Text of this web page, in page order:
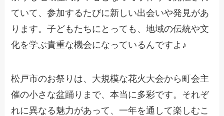
ていて、参加するたびに新しい出会いや発見があ
ります。子どもたちにとっても、地域の伝統や文
化を学ぶ貴重な機会になっているんですよ♪
松戸市のお祭りは、大規模な花火大会から町会主
催の小さな盆踊りまで、本当に多彩です。それぞ
れに異なる魅力があって、一年を通して楽しむこ